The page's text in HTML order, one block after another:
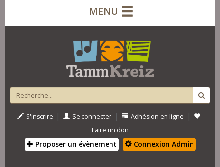
MENU
S'inscrire | Se connecter | Adhésion en ligne |
Faire un don
Proposer un évènement Connexion Admin